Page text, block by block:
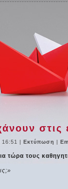
στις
| Εκτύπωση |
τώρα τους